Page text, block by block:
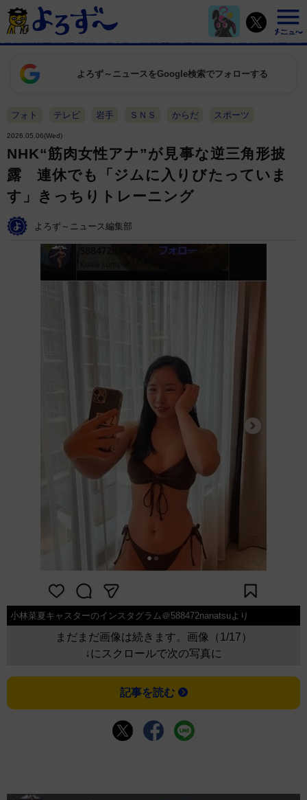
よろず～ニュースをGoogle検索でフォローする
フォト テレビ 岩手 ＳＮＳ からだ スポーツ
2026.05.06(Wed)
NHK“筋肉女性アナ”が見事な逆三角形披
露 連休でも「ジムに入りびたっていま
す」きっちりトレーニング
よろず～ニュース編集部
小林菜夏キャスターのインスタグラム＠588472nanatsuより
まだまだ画像は続きます。画像（1/17）
↓にスクロールで次の写真に
記事を読む